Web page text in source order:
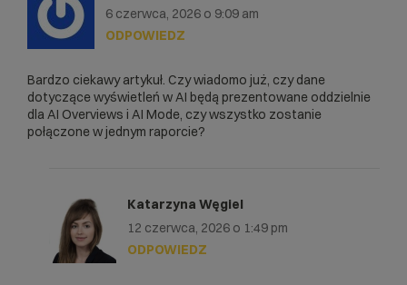
6 czerwca, 2026 o 9:09 am
Bardzo ciekawy artykuł. Czy wiadomo już, czy dane
dotyczące wyświetleń w AI będą prezentowane oddzielnie
dla AI Overviews i AI Mode, czy wszystko zostanie
połączone w jednym raporcie?
ODPOWIEDZ
Katarzyna Węgiel
12 czerwca, 2026 o 1:49 pm
ODPOWIEDZ